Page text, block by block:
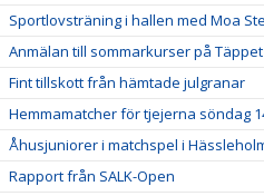
Sportlovsträning i hallen med Moa
Anmälan till sommarkurser på
Fint tillskott från hämtade julgranar
Hemmamatcher för tjejerna söndag
Åhusjuniorer i matchspel i
Rapport från SALK-Open